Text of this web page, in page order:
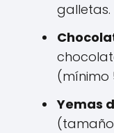
galletas.
(mínimo
Yemas
(tamaño